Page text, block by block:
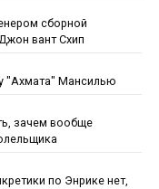
сборной
вант Схип
"Ахмата" Мансилью
зачем вообще
по Энрике нет,